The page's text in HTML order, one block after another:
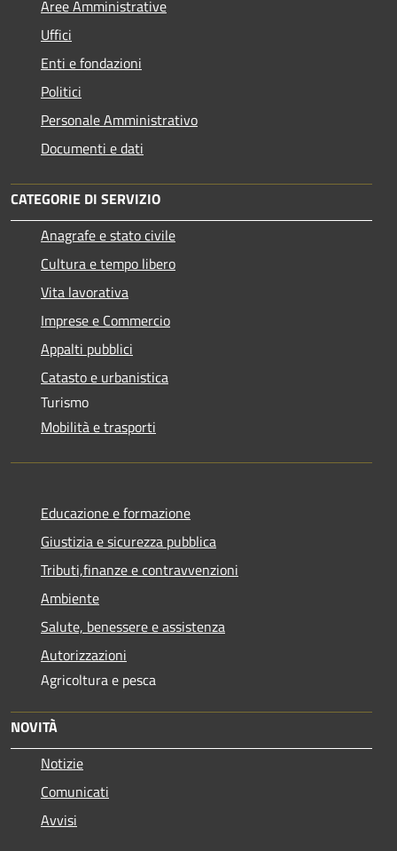
Aree Amministrative
Uffici
Enti e fondazioni
Politici
Personale Amministrativo
Documenti e dati
CATEGORIE DI SERVIZIO
Anagrafe e stato civile
Cultura e tempo libero
Vita lavorativa
Imprese e Commercio
Appalti pubblici
Catasto e urbanistica
Turismo
Mobilità e trasporti
Educazione e formazione
Giustizia e sicurezza pubblica
Tributi,finanze e contravvenzioni
Ambiente
Salute, benessere e assistenza
Autorizzazioni
Agricoltura e pesca
NOVITÀ
Notizie
Comunicati
Avvisi